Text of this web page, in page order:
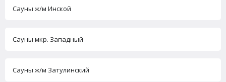
Сауны ж/м Инской
Сауны мкр. Западный
Сауны ж/м Затулинский